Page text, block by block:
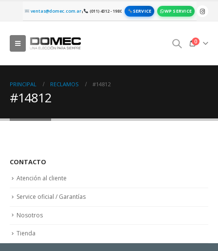
ventas@domec.com.ar| (011) 4312 - 1980 SERVICE WP SERVICE
0
PRINCIPAL RECLAMOS #14812
#14812
CONTACTO
Atención al cliente
Service oficial / Garantías
Nosotros
Tienda